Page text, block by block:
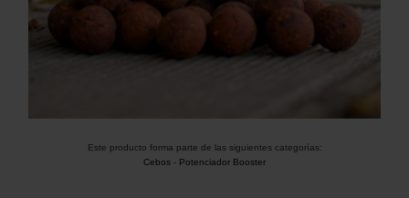
Este producto forma parte de las siguientes categorías:
Cebos - Potenciador Booster